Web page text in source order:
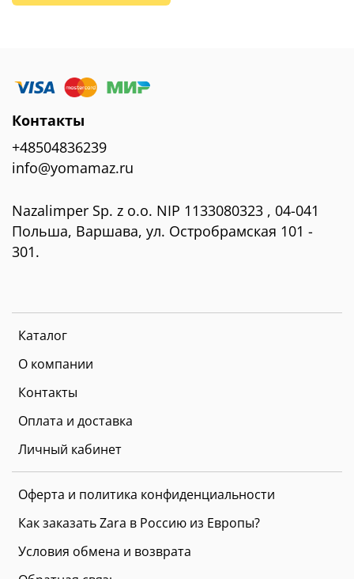
Каталог
О компании
Контакты
Оплата и доставка
Личный кабинет
Оферта и политика конфиденциальности
Как заказать Zara в Россию из Европы?
Условия обмена и возврата
Контакты
+48504836239
info@yomamaz.ru
Nazalimper Sp. z o.o. NIP 1133080323 , 04-041
Польша, Варшава, ул. Остробрамская 101 -
301.